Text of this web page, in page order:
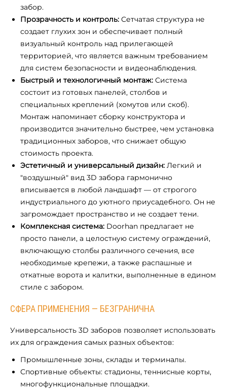
забор.
Прозрачность и контроль: Сетчатая структура не
создает глухих зон и обеспечивает полный
визуальный контроль над прилегающей
территорией, что является важным требованием
для систем безопасности и видеонаблюдения.
Быстрый и технологичный монтаж: Система
состоит из готовых панелей, столбов и
специальных креплений (хомутов или скоб).
Монтаж напоминает сборку конструктора и
производится значительно быстрее, чем установка
традиционных заборов, что снижает общую
стоимость проекта.
Эстетичный и универсальный дизайн: Легкий и
"воздушный" вид 3D забора гармонично
вписывается в любой ландшафт — от строгого
индустриального до уютного приусадебного. Он не
загромождает пространство и не создает тени.
Комплексная система: Doorhan предлагает не
просто панели, а целостную систему ограждений,
включающую столбы различного сечения, все
необходимые крепежи, а также распашные и
откатные ворота и калитки, выполненные в едином
стиле с забором.
СФЕРА ПРИМЕНЕНИЯ — БЕЗГРАНИЧНА
Универсальность 3D заборов позволяет использовать
их для ограждения самых разных объектов:
Промышленные зоны, склады и терминалы.
Спортивные объекты: стадионы, теннисные корты,
многофункциональные площадки.